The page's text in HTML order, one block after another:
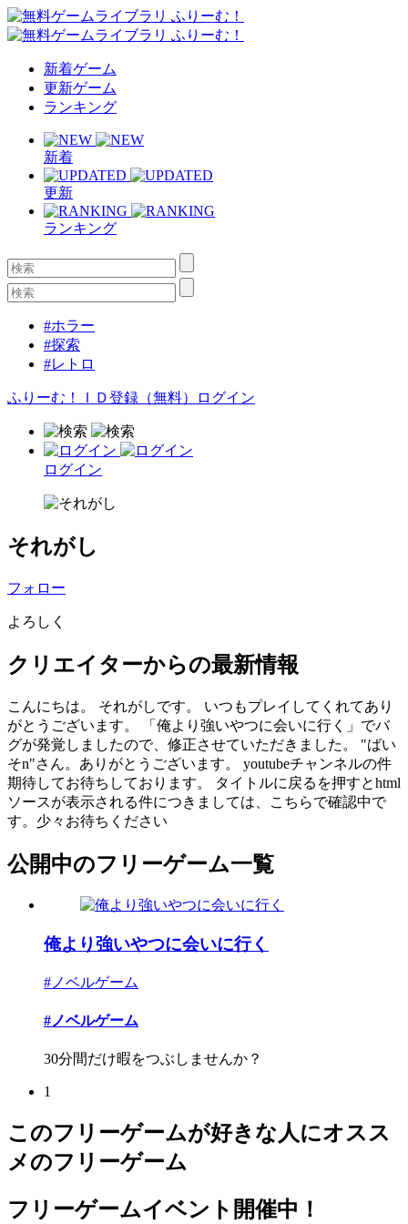
新着ゲーム
更新ゲーム
ランキング
新着
更新
ランキング
#ホラー
#探索
#レトロ
ふりーむ！ＩＤ登録（無料） ログイン
ログイン
それがし
フォロー
よろしく
クリエイターからの最新情報
こんにちは。 それがしです。 いつもプレイしてくれてあり
がとうございます。 「俺より強いやつに会いに行く」でバ
グが発覚しましたので、修正させていただきました。 "ばい
そn"さん。ありがとうございます。 youtubeチャンネルの件
期待してお待ちしております。 タイトルに戻るを押すとhtml
ソースが表示される件につきましては、こちらで確認中で
す。少々お待ちください
公開中のフリーゲーム一覧
俺より強いやつに会いに行く
#ノベルゲーム
#ノベルゲーム
30分間だけ暇をつぶしませんか？
1
このフリーゲームが好きな人にオスス
メのフリーゲーム
フリーゲームイベント開催中！